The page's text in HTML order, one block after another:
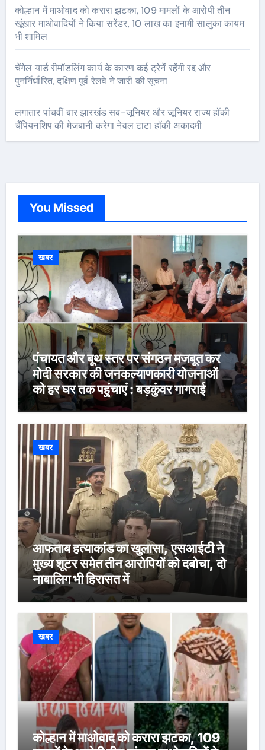
कोल्हान में माओवाद को करारा झटका, 109 मामलों के आरोपी तीन
खूंखार माओवादियों ने किया सरेंडर, 10 लाख का इनामी सालुका कायम
भी शामिल
चेंगेल यार्ड रीमॉडलिंग कार्य के कारण कई ट्रेनें रहेंगी रद्द और
पुनर्निर्धारित, दक्षिण पूर्व रेलवे ने जारी की सूचना
लगातार पांचवीं बार झारखंड सब-जूनियर और जूनियर राज्य हॉकी
चैंपियनशिप की मेजबानी करेगा नेवल टाटा हॉकी अकादमी
You Missed
खबर
पंचायत और बूथ स्तर पर संगठन मजबूत कर
मोदी सरकार की जनकल्याणकारी योजनाओं
को हर घर तक पहुंचाएं : बड़कुंवर गागराई
खबर
आफताब हत्याकांड का खुलासा, एसआईटी ने
मुख्य शूटर समेत तीन आरोपियों को दबोचा, दो
नाबालिग भी हिरासत में
खबर
कोल्हान में माओवाद को करारा झटका, 109